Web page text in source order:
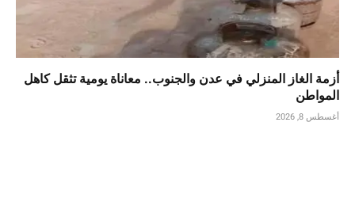
أزمة الغاز المنزلي في عدن والجنوب.. معاناة يومية تثقل كاهل
المواطن
أغسطس 8, 2026